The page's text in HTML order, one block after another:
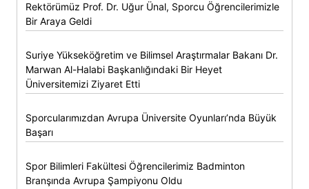
Rektörümüz Prof. Dr. Uğur Ünal, Sporcu Öğrencilerimizle
Bir Araya Geldi
Suriye Yükseköğretim ve Bilimsel Araştırmalar Bakanı Dr.
Marwan Al-Halabi Başkanlığındaki Bir Heyet
Üniversitemizi Ziyaret Etti
Sporcularımızdan Avrupa Üniversite Oyunları’nda Büyük
Başarı
Spor Bilimleri Fakültesi Öğrencilerimiz Badminton
Branşında Avrupa Şampiyonu Oldu